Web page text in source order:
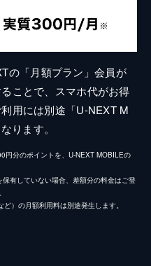
の「月額プラン」会員が
ことで、スマホ代がお得
用には別途「U-NEXT M
ります。
円分のポイントを、U-NEXT MOBILEの
有していない場合、差額分の料金はご登
）の月額利用料は別途発生します。